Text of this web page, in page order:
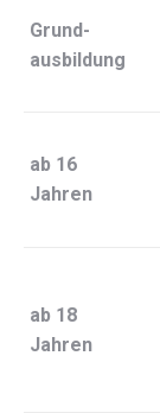
Grund-
ausbildung
ab 16
Jahren
ab 18
Jahren